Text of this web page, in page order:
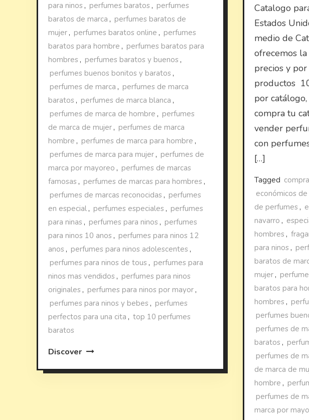
para ninos , perfumes baratos , perfumes
baratos de marca , perfumes baratos de
mujer , perfumes baratos online , perfumes
baratos para hombre , perfumes baratos para
hombres , perfumes baratos y buenos ,
perfumes buenos bonitos y baratos ,
perfumes de marca , perfumes de marca
baratos , perfumes de marca blanca ,
perfumes de marca de hombre , perfumes
de marca de mujer , perfumes de marca
hombre , perfumes de marca para hombre ,
perfumes de marca para mujer , perfumes de
marca por mayoreo , perfumes de marcas
famosas , perfumes de marcas para hombres ,
perfumes de marcas reconocidas , perfumes
en especial , perfumes especiales , perfumes
para ninas , perfumes para ninos , perfumes
para ninos 10 anos , perfumes para ninos 12
anos , perfumes para ninos adolescentes ,
perfumes para ninos de tous , perfumes para
ninos mas vendidos , perfumes para ninos
originales , perfumes para ninos por mayor ,
perfumes para ninos y bebes , perfumes
perfectos para una cita , top 10 perfumes
baratos
Discover
Catalogo
Estados
medio de
ofrecemos
precios y
productos
por
compra tu
vender
con
[…]
Tagged
económicos
de perfumes ,
navarro ,
hombres ,
para ninos ,
baratos de
mujer ,
baratos para
hombres ,
perfumes
perfumes de
baratos ,
perfumes de
de marca de
hombre ,
perfumes de
marca por